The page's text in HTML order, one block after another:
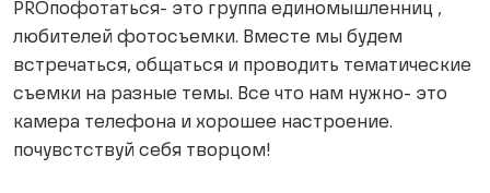
PROпофотаться- это группа единомышленниц ,
любителей фотосъемки. Вместе мы будем
встречаться, общаться и проводить тематические
съемки на разные темы. Все что нам нужно- это
камера телефона и хорошее настроение.
почувстствуй себя творцом!